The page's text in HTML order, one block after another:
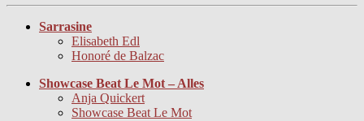
Sarrasine
Elisabeth Edl
Honoré de Balzac
Showcase Beat Le Mot – Alles
Anja Quickert
Showcase Beat Le Mot